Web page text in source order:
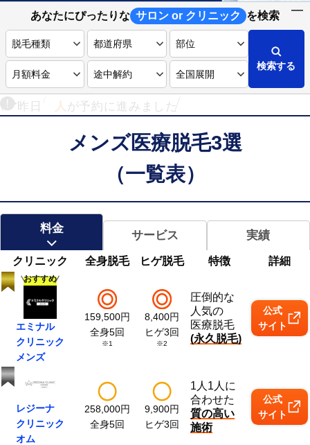
あなたにぴったりな サロン or クリニック を検索
検索する
昨日 人 が予約に進みました
メンズ医療脱毛3選
（一覧表）
料金
サービス 実績
クリニック 全身脱毛 ヒゲ脱毛 特徴 詳細
おすすめ
エミナル
クリニック
メンズ
159,500円
全身5回
※1
8,400円
ヒゲ3回
※2
圧倒的な
人気の
医療脱毛
(永久脱毛)
公式
サイト
レジーナ
クリニック
オム
258,000円
全身5回
9,900円
ヒゲ3回
1人1人に
合わせた
質の高い
施術
公式
サイト